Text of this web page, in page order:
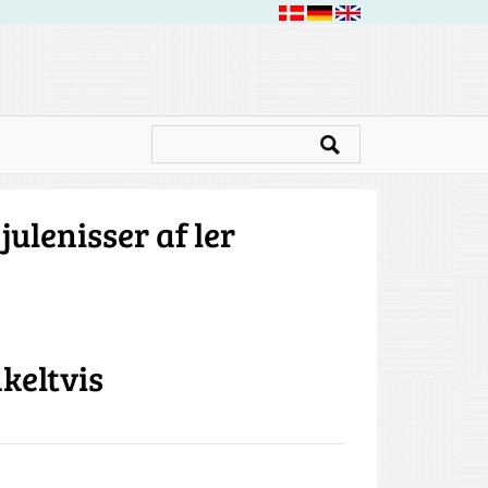
af ler